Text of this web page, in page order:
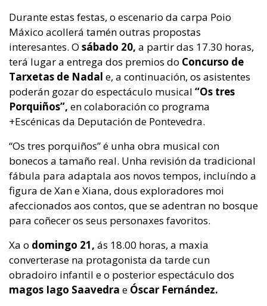
Durante estas festas, o escenario da carpa Poio
Máxico acollerá tamén outras propostas
interesantes. O sábado 20, a partir das 17.30 horas,
terá lugar a entrega dos premios do Concurso de
Tarxetas de Nadal e, a continuación, os asistentes
poderán gozar do espectáculo musical “Os tres
Porquiños”, en colaboración co programa
+Escénicas da Deputación de Pontevedra.
“Os tres porquiños” é unha obra musical con
bonecos a tamaño real. Unha revisión da tradicional
fábula para adaptala aos novos tempos, incluíndo a
figura de Xan e Xiana, dous exploradores moi
afeccionados aos contos, que se adentran no bosque
para coñecer os seus personaxes favoritos.
Xa o domingo 21, ás 18.00 horas, a maxia
converterase na protagonista da tarde cun
obradoiro infantil e o posterior espectáculo dos
magos Iago Saavedra e Óscar Fernández.